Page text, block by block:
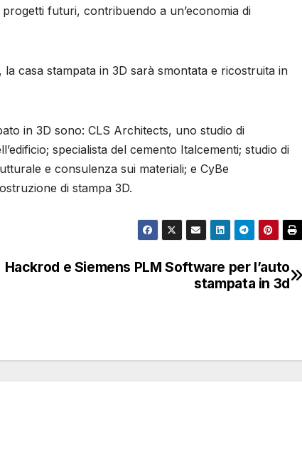
futuri, contribuendo a un’economia di
casa stampata in 3D sarà smontata e ricostruita in
in 3D sono: CLS Architects, uno studio di
specialista del cemento Italcementi; studio di
e consulenza sui materiali; e CyBe
di stampa 3D.
Hackrod e Siemens PLM Software per l’auto
stampata in 3d